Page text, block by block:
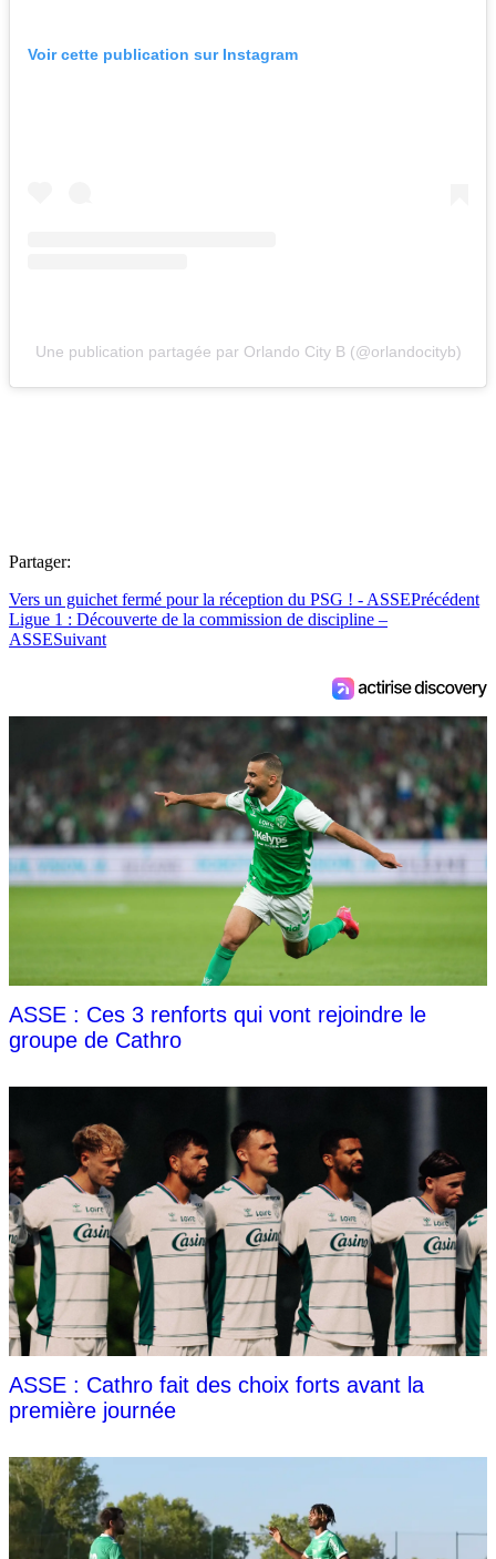
Voir cette publication sur Instagram
Une publication partagée par Orlando City B (@orlandocityb)
Partager:
Vers un guichet fermé pour la réception du PSG ! - ASSEPrécédent
Ligue 1 : Découverte de la commission de discipline –
ASSESuivant
ASSE : Ces 3 renforts qui vont rejoindre le
groupe de Cathro
ASSE : Cathro fait des choix forts avant la
première journée